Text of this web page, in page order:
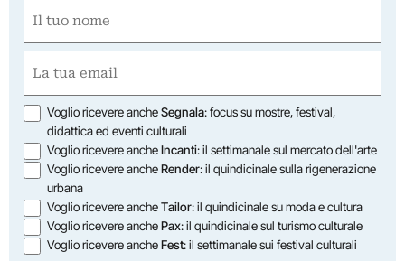
(Required)
(Required)
Opzioni
Voglio ricevere ancheSegnala: focus su mostre, festival,
didattica ed eventi culturali
Voglio ricevere ancheIncanti: il settimanale sul mercato dell'arte
Voglio ricevere ancheRender: il quindicinale sulla rigenerazione
urbana
Voglio ricevere ancheTailor: il quindicinale su moda e cultura
Voglio ricevere anchePax: il quindicinale sul turismo culturale
Voglio ricevere ancheFest: il settimanale sui festival culturali